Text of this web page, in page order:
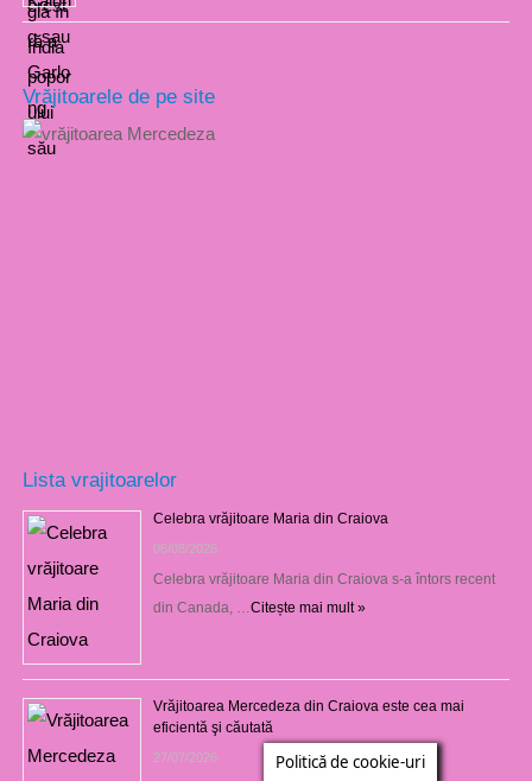
Vrăjitoarele de pe site
Lista vrajitoarelor
Celebra vrăjitoare Maria din Craiova
06/08/2026
Celebra vrăjitoare Maria din Craiova s-a întors recent
din Canada, … Citește mai mult »
Vrăjitoarea Mercedeza din Craiova este cea mai
eficientă şi căutată
27/07/2026 Politică de cookie-uri